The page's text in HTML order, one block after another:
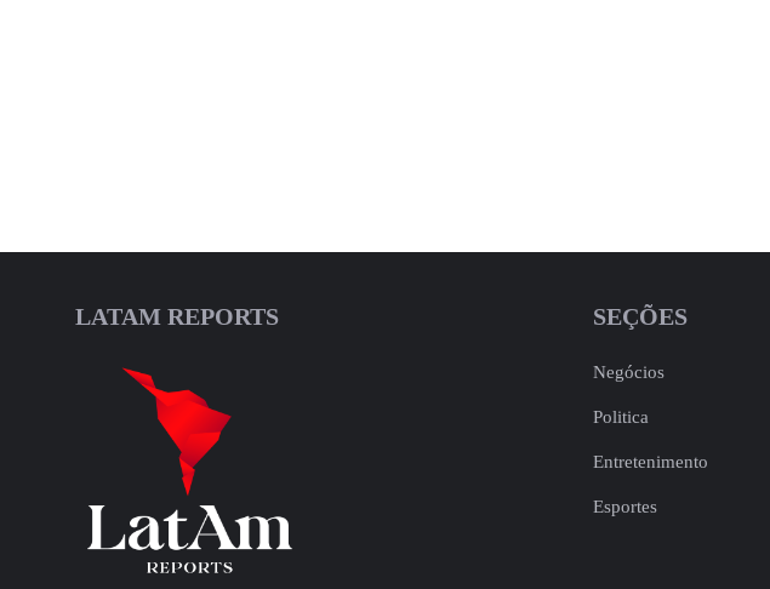
LATAM REPORTS SEÇÕES
Negócios
Politica
Entretenimento
Esportes